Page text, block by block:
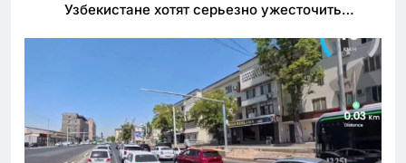
Узбекистане хотят серьезно ужесточить